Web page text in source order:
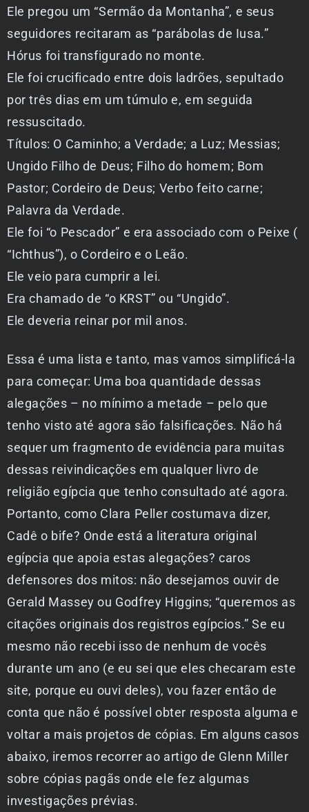
Ele pregou um “Sermão da Montanha”, e seus
seguidores recitaram as “parábolas de Iusa.”
Hórus foi transfigurado no monte.
Ele foi crucificado entre dois ladrões, sepultado
por três dias em um túmulo e, em seguida
ressuscitado.
Títulos: O Caminho; a Verdade; a Luz; Messias;
Ungido Filho de Deus; Filho do homem; Bom
Pastor; Cordeiro de Deus; Verbo feito carne;
Palavra da Verdade.
Ele foi “o Pescador” e era associado com o Peixe (
“Ichthus”), o Cordeiro e o Leão.
Ele veio para cumprir a lei.
Era chamado de “o KRST” ou “Ungido”.
Ele deveria reinar por mil anos.
Essa é uma lista e tanto, mas vamos simplificá-la
para começar: Uma boa quantidade dessas
alegações – no mínimo a metade – pelo que
tenho visto até agora são falsificações. Não há
sequer um fragmento de evidência para muitas
dessas reivindicações em qualquer livro de
religião egípcia que tenho consultado até agora.
Portanto, como Clara Peller costumava dizer,
Cadê o bife? Onde está a literatura original
egípcia que apoia estas alegações? caros
defensores dos mitos: não desejamos ouvir de
Gerald Massey ou Godfrey Higgins; “queremos as
citações originais dos registros egípcios.” Se eu
mesmo não recebi isso de nenhum de vocês
durante um ano (e eu sei que eles checaram este
site, porque eu ouvi deles), vou fazer então de
conta que não é possível obter resposta alguma e
voltar a mais projetos de cópias. Em alguns casos
abaixo, iremos recorrer ao artigo de Glenn Miller
sobre cópias pagãs onde ele fez algumas
investigações prévias.